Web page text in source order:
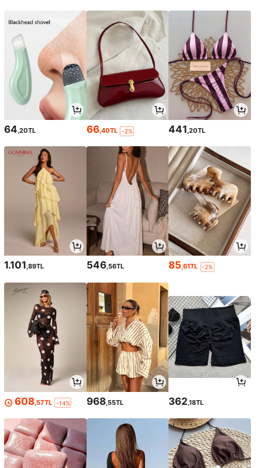
64,20TL 66,40TL -2% 441,20TL
1.101,89TL 546,56TL 85,61TL -2%
608,57TL -14% 968,55TL 362 ,18TL